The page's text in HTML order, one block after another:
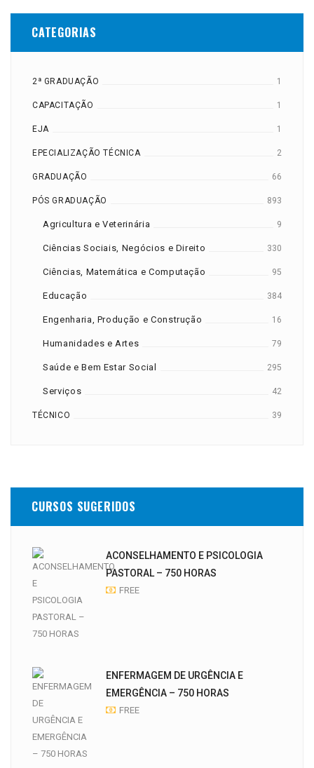
CATEGORIAS
2ª GRADUAÇÃO 1
CAPACITAÇÃO 1
EJA 1
EPECIALIZAÇÃO TÉCNICA 2
GRADUAÇÃO 66
PÓS GRADUAÇÃO 893
Agricultura e Veterinária 9
Ciências Sociais, Negócios e Direito 330
Ciências, Matemática e Computação 95
Educação 384
Engenharia, Produção e Construção 16
Humanidades e Artes 79
Saúde e Bem Estar Social 295
Serviços 42
TÉCNICO 39
CURSOS SUGERIDOS
ACONSELHAMENTO E PSICOLOGIA
PASTORAL – 750 HORAS
FREE
ENFERMAGEM DE URGÊNCIA E
EMERGÊNCIA – 750 HORAS
FREE